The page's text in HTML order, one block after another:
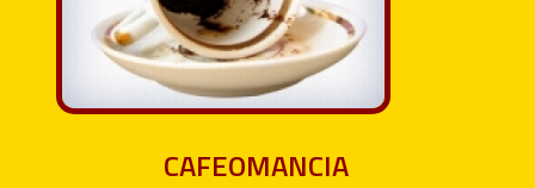
CAFEOMANCIA